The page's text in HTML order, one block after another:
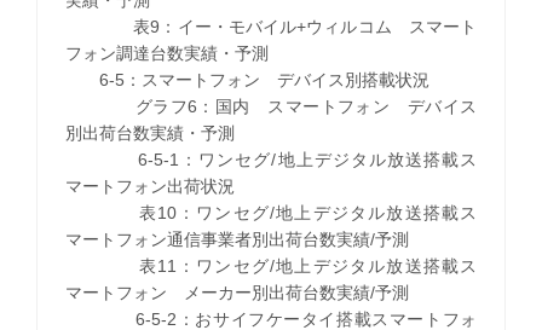
表9：イー・モバイル+ウィルコム スマート
フォン調達台数実績・予測
6-5：スマートフォン デバイス別搭載状況
グラフ6：国内 スマートフォン デバイス
別出荷台数実績・予測
6-5-1：ワンセグ/地上デジタル放送搭載ス
マートフォン出荷状況
表10：ワンセグ/地上デジタル放送搭載ス
マートフォン通信事業者別出荷台数実績/予測
表11：ワンセグ/地上デジタル放送搭載ス
マートフォン メーカー別出荷台数実績/予測
6-5-2：おサイフケータイ搭載スマートフォ